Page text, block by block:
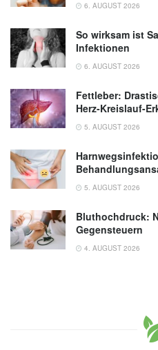
6. AUGUST 2026
So wirksam ist
Infektionen
6. AUGUST 2026
Fettleber:
Herz-Kreislauf-
5. AUGUST 2026
5. AUGUST 2026
Bluthochdruck:
Gegensteuern
4. AUGUST 2026